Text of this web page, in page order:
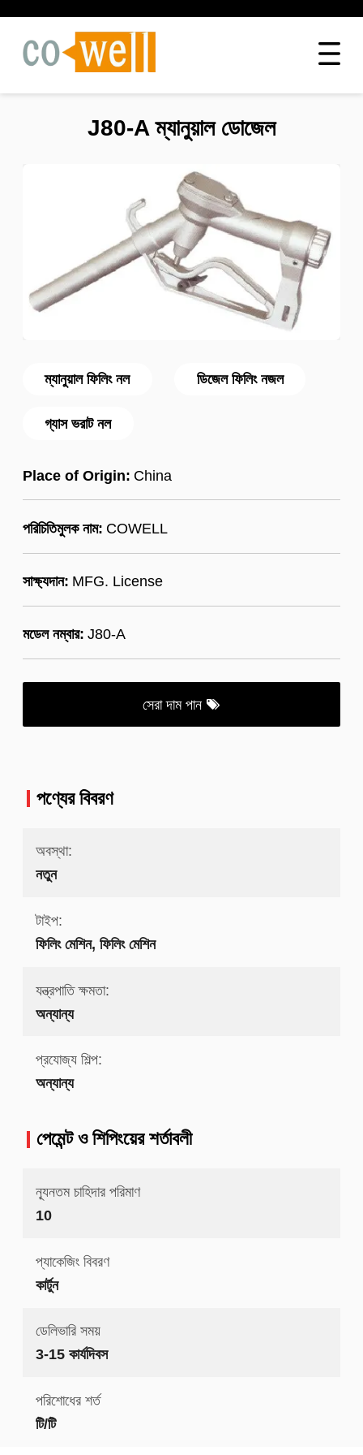
ম্যানুয়াল ফিলিং নল ডিজেল ফিলিং নজল
গ্যাস ভরাট নল
Place of Origin: China
পরিচিতিমুলক নাম: COWELL
সাক্ষ্যদান: MFG. License
মডেল নম্বার: J80-A
সেরা দাম পান
J80-A ম্যানুয়াল ডোজেল
পণ্যের বিবরণ
অবস্থা:
নতুন
টাইপ:
ফিলিং মেশিন, ফিলিং মেশিন
যন্ত্রপাতি ক্ষমতা:
অন্যান্য
প্রযোজ্য শিল্প:
অন্যান্য
পেমেন্ট ও শিপিংয়ের শর্তাবলী
ন্যূনতম চাহিদার পরিমাণ
10
প্যাকেজিং বিবরণ
কার্টুন
ডেলিভারি সময়
3-15 কার্যদিবস
পরিশোধের শর্ত
টি/টি